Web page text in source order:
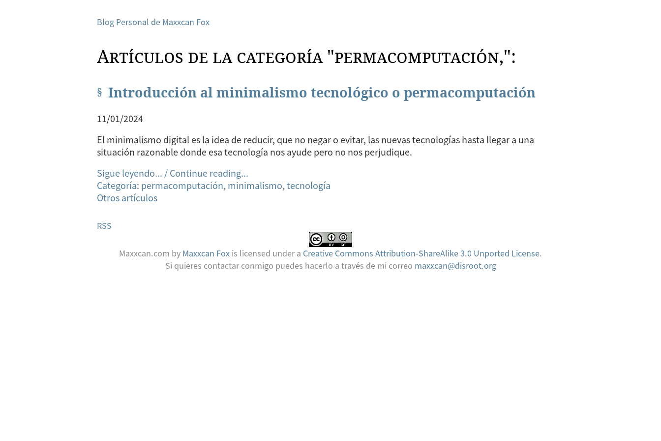
Blog Personal de Maxxcan Fox
Artículos de la categoría "permacomputación,":
Introducción al minimalismo tecnológico o permacomputación
11/01/2024
El minimalismo digital es la idea de reducir, que no negar o evitar, las nuevas tecnologías hasta llegar a una
situación razonable donde esa tecnología nos ayude pero no nos perjudique.
Sigue leyendo... / Continue reading...
Categoría: permacomputación, minimalismo,tecnología
Otros artículos
RSS
Maxxcan.com by Maxxcan Fox is licensed under a Creative Commons Attribution-ShareAlike 3.0 Unported License.
Si quieres contactar conmigo puedes hacerlo a través de mi correo maxxcan@disroot.org